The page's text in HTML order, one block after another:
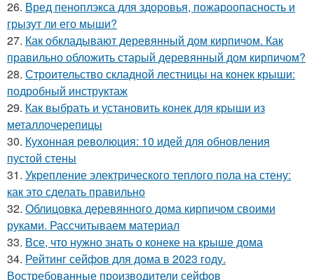
26. Вред пеноплэкса для здоровья, пожароопасность и
грызут ли его мыши?
27. Как обкладывают деревянный дом кирпичом. Как
правильно обложить старый деревянный дом кирпичом?
28. Строительство складной лестницы на конек крыши:
подробный инструктаж
29. Как выбрать и установить конек для крыши из
металлочерепицы
30. Кухонная революция: 10 идей для обновления
пустой стены
31. Укрепление электрического теплого пола на стену:
как это сделать правильно
32. Облицовка деревянного дома кирпичом своими
руками. Рассчитываем материал
33. Все, что нужно знать о конеке на крыше дома
34. Рейтинг сейфов для дома в 2023 году.
Востребованные производители сейфов